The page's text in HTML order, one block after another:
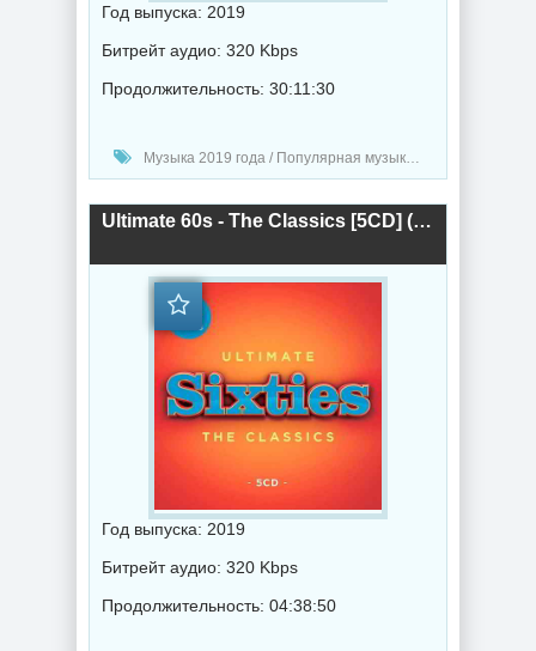
Год выпуска: 2019
Битрейт аудио: 320 Kbps
Продолжительность: 30:11:30
Музыка 2019 года / Популярная музыка / Ретро музыка / Диско музыка
Ultimate 60s - The Classics [5CD] (2019) торрент
Год выпуска: 2019
Битрейт аудио: 320 Kbps
Продолжительность: 04:38:50